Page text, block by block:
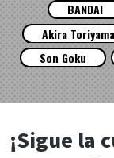
BANDAI
Akira Toriyama
Son Goku
¡Sigue la